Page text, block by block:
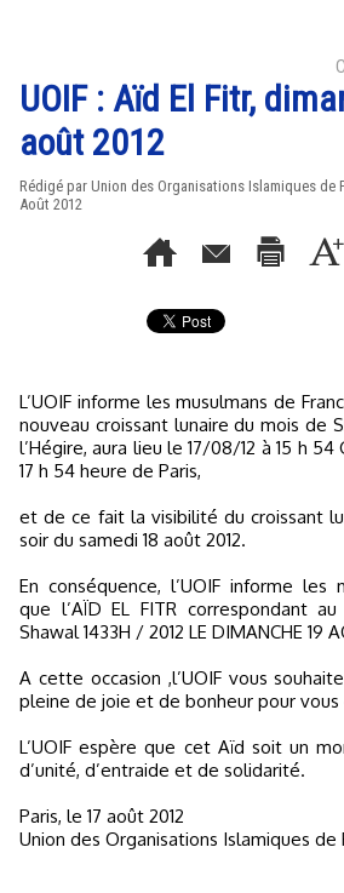
UOIF : Aïd El Fitr,
août 2012
Rédigé par Union des Organisations Islamiques de
Août 2012
L’UOIF informe les musulmans de France que la naissance du
nouveau croissant lunaire du mois de
l’Hégire, aura lieu le 17/08/12 à 15 h
17 h 54 heure de Paris,
et de ce fait la visibilité du croissant
soir du samedi 18 août 2012.
En conséquence, l’UOIF informe les
que l’AÏD EL FITR correspondant
Shawal 1433H / 2012 LE DIMANCHE 19
A cette occasion ,l’UOIF vous
pleine de joie et de bonheur pour
L’UOIF espère que cet Aïd soit un
d’unité, d’entraide et de solidarité.
Paris, le 17 août 2012
Union des Organisations Islamiques de